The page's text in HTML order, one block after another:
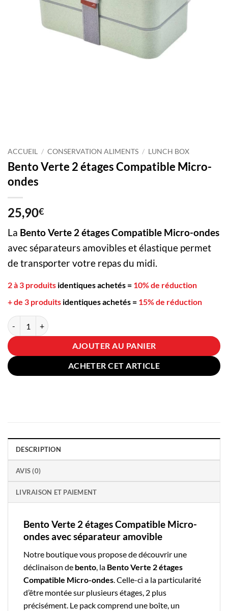
ACCUEIL / CONSERVATION ALIMENTS / LUNCH BOX
Bento Verte 2 étages Compatible Micro-
ondes
25,90€
La Bento Verte 2 étages Compatible Micro-ondes
avec séparateurs amovibles et élastique permet
de transporter votre repas du midi.
2 à 3 produits identiques achetés = 10% de réduction
+ de 3 produits identiques achetés = 15% de réduction
quantité de Bento Verte 2 étages Compatible Micro-ondes
AJOUTER AU PANIER
ACHETER CET ARTICLE
DESCRIPTION
AVIS (0)
LIVRAISON ET PAIEMENT
Bento Verte 2 étages Compatible Micro-
ondes avec séparateur amovible
Notre boutique vous propose de découvrir une
déclinaison de bento , la Bento Verte 2 étages
Compatible Micro-ondes . Celle-ci a la particularité
d’être montée sur plusieurs étages, 2 plus
précisément. Le pack comprend une boîte, un